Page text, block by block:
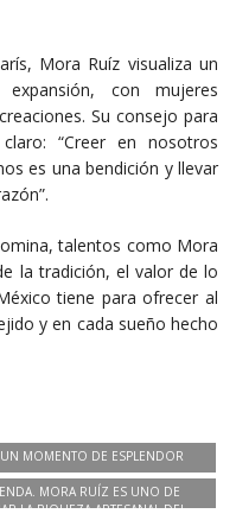
Mora Ruíz visualiza un
con mujeres
Su consejo para
“Creer en nosotros
es una bendición y llevar
talentos como Mora
la tradición, el valor de lo
tiene para ofrecer al
y en cada sueño hecho
MOMENTO DE ESPLENDOR
MORA RUÍZ ES UNO DE
LA RIQUEZA ARTESANAL DEL